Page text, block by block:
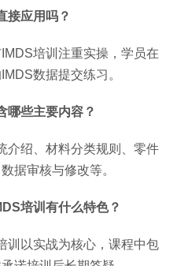
接应用吗？
培训注重实操，学员在
数据提交练习。
哪些主要内容？
介绍、材料分类规则、零件
据审核与修改等。
培训有什么特色？
训以实战为核心，课程中包